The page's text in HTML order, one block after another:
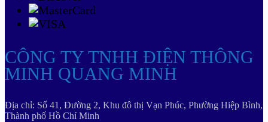
CÔNG TY TNHH ĐIỆN THÔNG
MINH QUANG MINH
Địa chỉ: Số 41, Đường 2, Khu đô thị Vạn Phúc, Phường Hiệp Bình,
Thành phố Hồ Chí Minh